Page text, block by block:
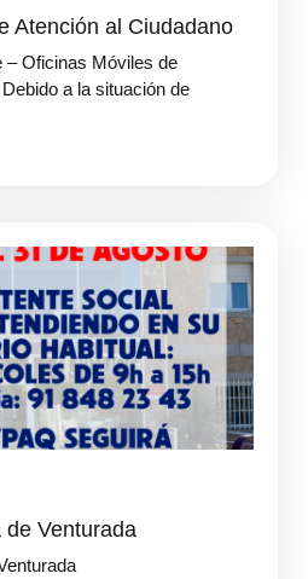
Atención al Ciudadano
– Oficinas Móviles de
a la situación de
de Venturada